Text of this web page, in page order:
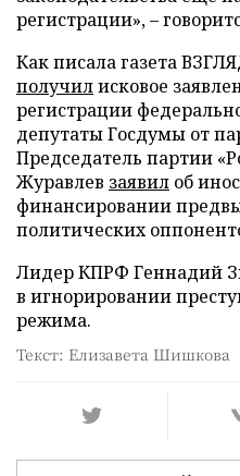
регистрации», –
Как писала газета
получилисковое
регистрации
депутаты Госдумы от
Председатель партии
Журавлев заявил об
финансировании
политических
Лидер КПРФ Геннадий
в игнорировании
режима.
Текст: Елизавета Шишкова